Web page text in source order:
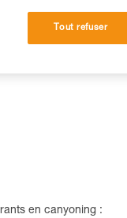
en canyoning :
Tout refuser